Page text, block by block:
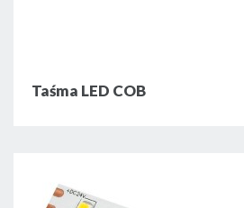
Taśma LED COB